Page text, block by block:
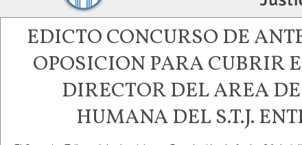
EDICTO CONCURSO DE
OPOSICION PARA CUBRIR
DIRECTOR DEL AREA
HUMANA DEL S.T.J.